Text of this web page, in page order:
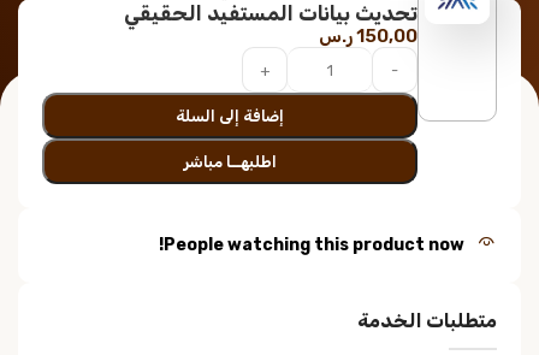
تحديث بيانات المستفيد الحقيقي
150,00ر.س
إضافة إلى السلة
اطلبهــا مباشر
People watching this product now!
متطلبات الخدمة